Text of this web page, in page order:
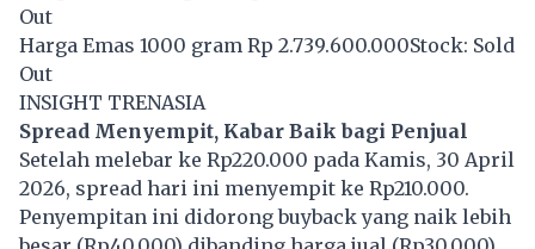
Out
Harga Emas 1000 gram Rp 2.739.600.000Stock: Sold
Out
INSIGHT TRENASIA
Spread Menyempit, Kabar Baik bagi Penjual
Setelah melebar ke Rp220.000 pada Kamis, 30 April
2026, spread hari ini menyempit ke Rp210.000.
Penyempitan ini didorong buyback yang naik lebih